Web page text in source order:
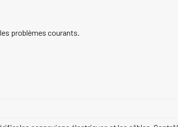
problèmes courants.